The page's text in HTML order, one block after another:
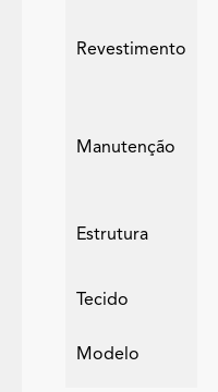
Revestimento
Manutenção
Estrutura
Tecido
Modelo